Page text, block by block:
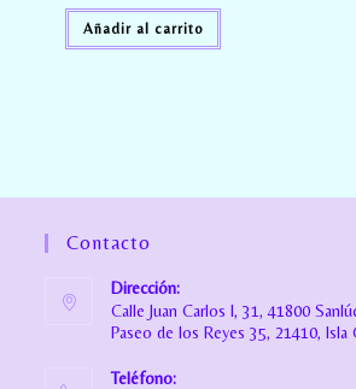
Añadir al carrito
Contacto
Dirección:
Calle Juan Carlos I, 31, 41800
Paseo de los Reyes 35, 21410, Isla
Teléfono: